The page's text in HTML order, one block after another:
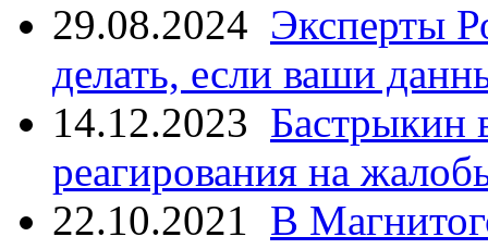
29.08.2024 Эксперты
делать, если ваши
14.12.2023 Бастрыкин
реагирования на
22.10.2021 В